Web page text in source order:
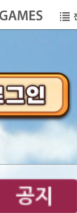
이벤트
이벤트​​
공지